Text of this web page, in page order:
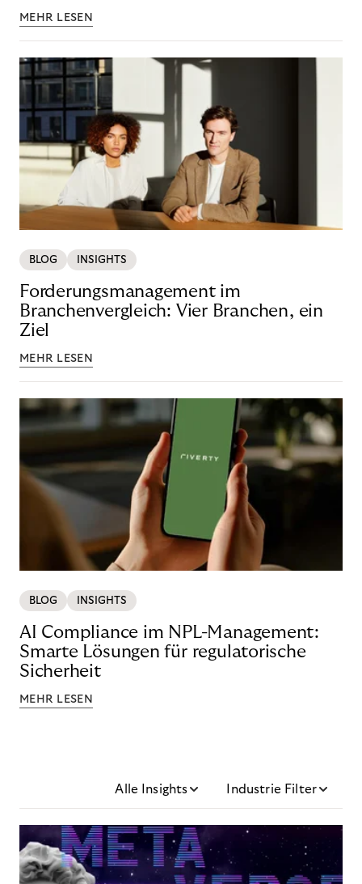
MEHR LESEN
BLOG INSIGHTS
Forderungsmanagement im
Branchenvergleich: Vier Branchen, ein
Ziel
MEHR LESEN
BLOG INSIGHTS
AI Compliance im NPL-Management:
Smarte Lösungen für regulatorische
Sicherheit
MEHR LESEN
Alle Insights Industrie Filter